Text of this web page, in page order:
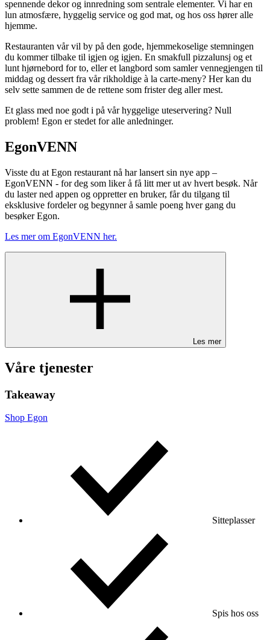
spennende dekor og innredning som sentrale elementer. Vi har en
lun atmosfære, hyggelig service og god mat, og hos oss hører alle
hjemme.
Restauranten vår vil by på den gode, hjemmekoselige stemningen
du kommer tilbake til igjen og igjen. En smakfull pizzalunsj og et
lunt hjørnebord for to, eller et langbord som samler vennegjengen til
middag og dessert fra vår rikholdige à la carte-meny? Her kan du
selv sette sammen de de rettene som frister deg aller mest.
Et glass med noe godt i på vår hyggelige uteservering? Null
problem! Egon er stedet for alle anledninger.
EgonVENN
Visste du at Egon restaurant nå har lansert sin nye app –
EgonVENN - for deg som liker å få litt mer ut av hvert besøk. Når
du laster ned appen og oppretter en bruker, får du tilgang til
eksklusive fordeler og begynner å samle poeng hver gang du
besøker Egon.
Les mer om EgonVENN her.
Les mer
Våre tjenester
Takeaway
Shop Egon
Sitteplasser
Spis hos oss